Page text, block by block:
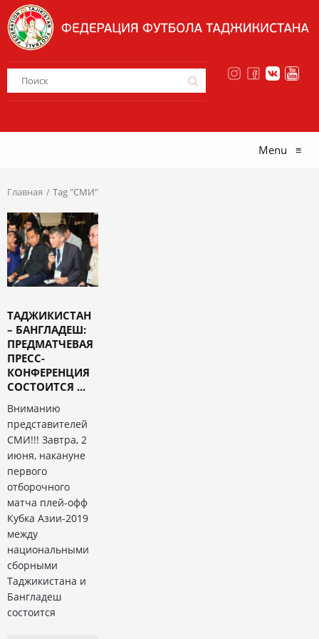
Menu ≡
Главная Tag "СМИ"
ТАДЖИКИСТАН
– БАНГЛАДЕШ:
ПРЕДМАТЧЕВАЯ
ПРЕСС-
КОНФЕРЕНЦИЯ
СОСТОИТСЯ ...
Вниманию
представителей
СМИ!!! Завтра, 2
июня, накануне
первого
отборочного
матча плей-офф
Кубка Азии-2019
между
национальными
сборными
Таджикистана и
Бангладеш
состоится